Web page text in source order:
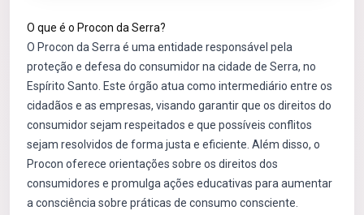
O que é o Procon da Serra?
O Procon da Serra é uma entidade responsável pela
proteção e defesa do consumidor na cidade de Serra, no
Espírito Santo. Este órgão atua como intermediário entre os
cidadãos e as empresas, visando garantir que os direitos do
consumidor sejam respeitados e que possíveis conflitos
sejam resolvidos de forma justa e eficiente. Além disso, o
Procon oferece orientações sobre os direitos dos
consumidores e promulga ações educativas para aumentar
a consciência sobre práticas de consumo consciente.